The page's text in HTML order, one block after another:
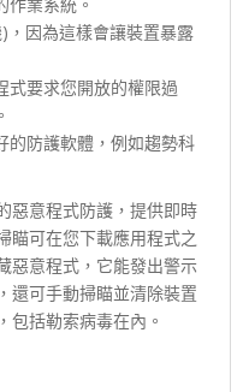
業系統。
，因為這樣會讓裝置暴露
式要求您開放的權限過
的防護軟體，例如趨勢科
惡意程式防護，提供即時
瞄可在您下載應用程式之
惡意程式，它能發出警示
還可手動掃瞄並清除裝置
包括勒索病毒在內。